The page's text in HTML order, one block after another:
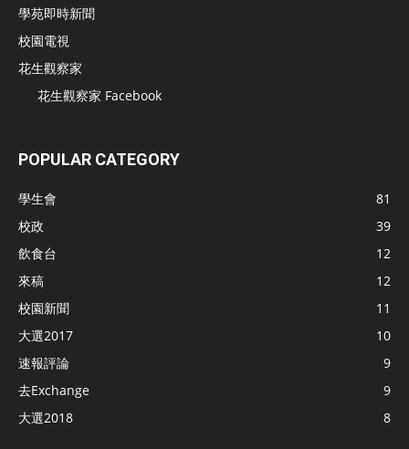
學苑即時新聞
校園電視
花生觀察家
花生觀察家 Facebook
POPULAR CATEGORY
學生會
81
校政
39
飲食台
12
來稿
12
校園新聞
11
大選2017
10
速報評論
9
去Exchange
9
大選2018
8